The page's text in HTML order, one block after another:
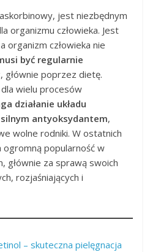
jest niezbędnym
organizmu człowieka. Jest
organizm człowieka nie
być regularnie
, głównie poprzez dietę.
wielu procesów
działanie układu
antyoksydantem,
wolne rodniki. W ostatnich
ogromną popularność w
głównie za sprawą swoich
rozjaśniających i
– skuteczna pielęgnacja